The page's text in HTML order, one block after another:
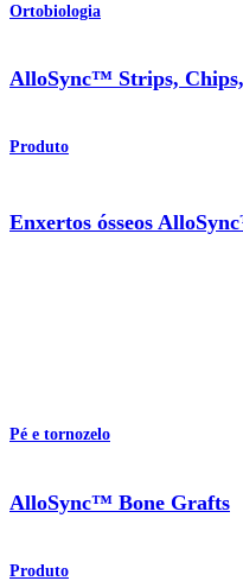
Ortobiologia
AlloSync™ Strips,
Produto
Enxertos ósseos
Pé e tornozelo
AlloSync™ Bone Grafts
Produto